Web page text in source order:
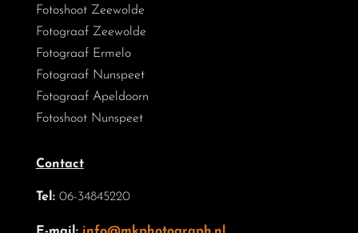
Fotoshoot Zeewolde
Fotograaf Zeewolde
Fotograaf Ermelo
Fotograaf Nunspeet
Fotograaf Apeldoorn
Fotoshoot Nunspeet
Contact
Tel: 06-34845220